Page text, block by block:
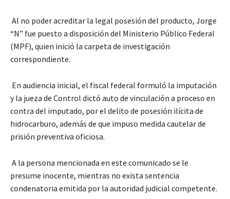
Al no poder acreditar la legal posesión del producto, Jorge
“N” fue puesto a disposición del Ministerio Público Federal
(MPF), quien inició la carpeta de investigación
correspondiente.
En audiencia inicial, el fiscal federal formuló la imputación
y la jueza de Control dictó auto de vinculación a proceso en
contra del imputado, por el delito de posesión ilícita de
hidrocarburo, además de que impuso medida cautelar de
prisión preventiva oficiosa.
A la persona mencionada en este comunicado se le
presume inocente, mientras no exista sentencia
condenatoria emitida por la autoridad judicial competente.